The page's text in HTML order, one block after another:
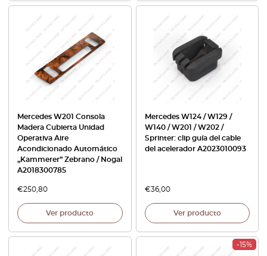
Mercedes W201 Consola
Madera Cubierta Unidad
Operativa Aire
Acondicionado Automático
„Kammerer” Zebrano / Nogal
A2018300785
€250,80
Ver producto
Mercedes W124 / W129 /
W140 / W201 / W202 /
Sprinter: clip guía del cable
del acelerador A2023010093
€36,00
Ver producto
-15%